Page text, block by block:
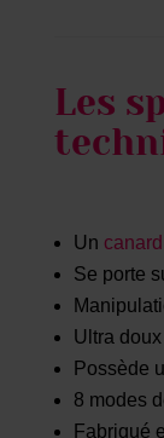
Les
Un
Se porte
Ultra
Possède
8 modes
Fabriqué